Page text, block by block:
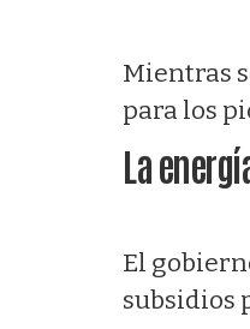
Mientras
para los
La
El
subsidios